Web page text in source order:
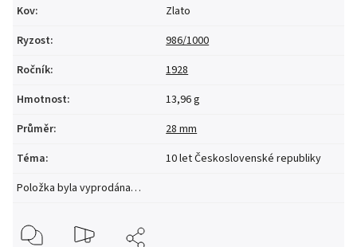
Kov:
Zlato
Ryzost:
986/1000
Ročník:
1928
Hmotnost:
13,96 g
Průměr:
28 mm
Téma:
10 let Československé republiky
Položka byla vyprodána…